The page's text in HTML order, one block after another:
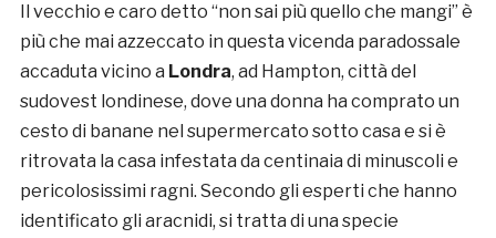
Il vecchio e caro detto “non sai più quello che mangi” è
più che mai azzeccato in questa vicenda paradossale
accaduta vicino a Londra, ad Hampton, città del
sudovest londinese, dove una donna ha comprato un
cesto di banane nel supermercato sotto casa e si è
ritrovata la casa infestata da centinaia di minuscoli e
pericolosissimi ragni. Secondo gli esperti che hanno
identificato gli aracnidi, si tratta di una specie